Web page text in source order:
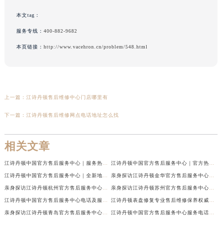
本文tag：
服务专线： 400-882-9682
本页链接： http://www.vacehron.cn/problem/548.html
上一篇： 江诗丹顿售后维修中心门店哪里有
下一篇： 江诗丹顿售后维修网点电话地址怎么找
相关文章
江诗丹顿中国官方售后服务中心｜服务热线及全部维修地址权威信息通告（2026年7月最新） 江诗丹顿中国官方售后服务中心｜官方热线与门店地址权威信息声明（2026年7月最新）
江诗丹顿中国官方售后服务中心｜全新地址及售后电话权威信息通告（2026年7月最新） 亲身探访江诗丹顿金华官方售后服务中心｜全新地址电话（2026年7月最新）
亲身探访江诗丹顿杭州官方售后服务中心｜全部网点地址电话（2026年7月最新） 亲身探访江诗丹顿苏州官方售后服务中心｜完整地址与联系电话（2026年7月最新）
江诗丹顿中国官方售后服务中心电话及服务网点地址实地考察报告_多信源验证（2026年7月最新） 江诗丹顿表盘修复专业售后维修保养权威公示（2026年7月最新）
亲身探访江诗丹顿青岛官方售后服务中心｜全新服务热线及门店地址（2026年7月最新） 江诗丹顿中国官方售后服务中心服务电话及详细地址实地考察报告_多信源验证（2026年7月最新）